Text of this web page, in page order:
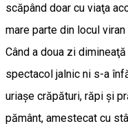
scăpând doar cu viaţa
mare parte din locul
Când a doua zi
spectacol jalnic ni s-a
uriaşe crăpături, răpi şi
pământ, amestecat cu